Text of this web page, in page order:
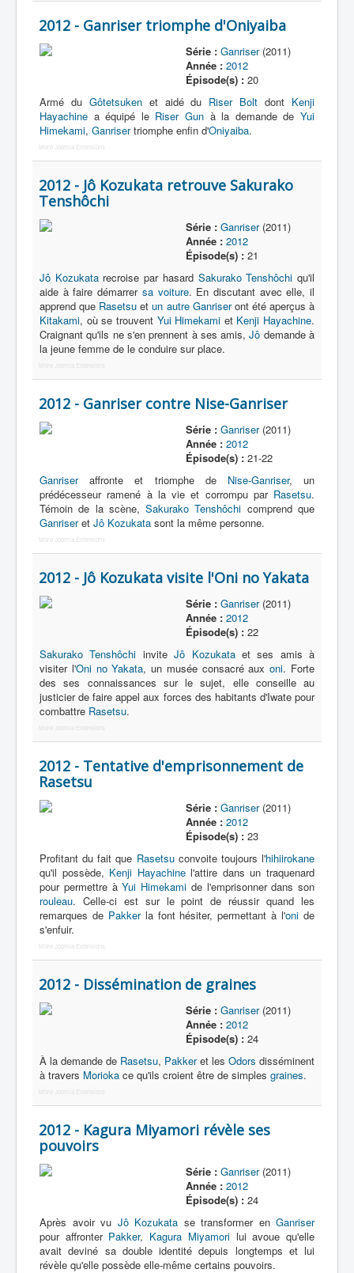
2012 - Ganriser triomphe d'Oniyaiba
Série : Ganriser(2011)
Année : 2012
Épisode(s) : 20
Armé du Gôtetsukenet aidé du Riser Bolt dont Kenji
Hayachine a équipé le Riser Gun à la demande deYui
Himekami, Ganrisertriomphe enfin d'Oniyaiba.
More Joomla Extensions
2012 - Jô Kozukata retrouve Sakurako
Tenshôchi
Série : Ganriser(2011)
Année : 2012
Épisode(s) : 21
Jô Kozukatarecroise par hasard Sakurako Tenshôchi qu'il
aide à faire démarrer sa voiture. En discutant avec elle, il
apprend que Rasetsu etun autre Ganriseront été aperçus à
Kitakami, où se trouvent Yui Himekami et Kenji Hayachine.
Craignant qu'ils ne s'en prennent à ses amis,Jô demande à
la jeune femme de le conduire sur place.
More Joomla Extensions
2012 - Ganriser contre Nise-Ganriser
Série : Ganriser(2011)
Année : 2012
Épisode(s) : 21-22
Ganriseraffronte et triomphe de Nise-Ganriser, un
prédécesseur ramené à la vie et corrompu par Rasetsu.
Témoin de la scène,Sakurako Tenshôchi comprend que
Ganriseret Jô Kozukata sont la même personne.
More Joomla Extensions
2012 - Jô Kozukata visite l'Oni no Yakata
Série : Ganriser(2011)
Année : 2012
Épisode(s) : 22
Sakurako Tenshôchi inviteJô Kozukataet ses amis à
visiter l'Oni no Yakata, un musée consacré auxoni. Forte
des ses connaissances sur le sujet, elle conseille au
justicier de faire appel aux forces des habitants d'Iwate pour
combattre Rasetsu.
More Joomla Extensions
2012 - Tentative d'emprisonnement de
Rasetsu
Série : Ganriser(2011)
Année : 2012
Épisode(s) : 23
Profitant du fait que Rasetsuconvoite toujours l'hihiirokane
qu'il possède, Kenji Hayachinel'attire dans un traquenard
pour permettre àYui Himekami de l'emprisonner dans son
rouleau. Celle-ci est sur le point de réussir quand les
remarques de Pakkerla font hésiter, permettant à l'oni de
s'enfuir.
More Joomla Extensions
2012 - Dissémination de graines
Série : Ganriser(2011)
Année : 2012
Épisode(s) : 24
À la demande de Rasetsu, Pakkeret les Odors disséminent
à travers Morioka ce qu'ils croient être de simples graines.
More Joomla Extensions
2012 - Kagura Miyamori révèle ses
pouvoirs
Série : Ganriser(2011)
Année : 2012
Épisode(s) : 24
Après avoir vu Jô Kozukata se transformer en Ganriser
pour affronter Pakker, Kagura Miyamorilui avoue qu'elle
avait deviné sa double identité depuis longtemps et lui
révèle qu'elle possède elle-même certains pouvoirs.